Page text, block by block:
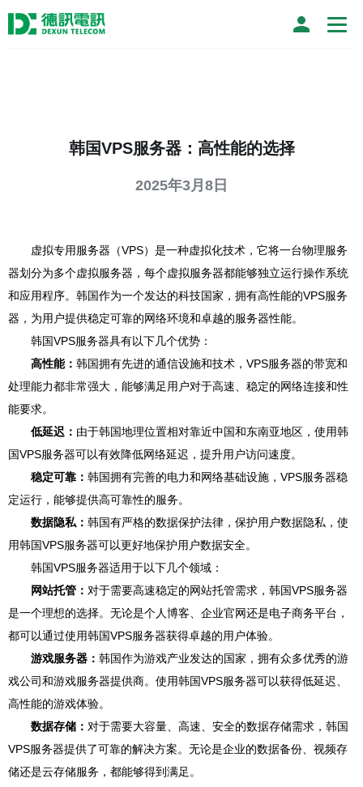
韩国VPS服务器：高性能的选择
2025年3月8日
虚拟专用服务器（VPS）是一种虚拟化技术，它将一台物理服务
器划分为多个虚拟服务器，每个虚拟服务器都能够独立运行操作系统
和应用程序。韩国作为一个发达的科技国家，拥有高性能的VPS服务
器，为用户提供稳定可靠的网络环境和卓越的服务器性能。
韩国VPS服务器具有以下几个优势：
高性能： 韩国拥有先进的通信设施和技术，VPS服务器的带宽和
处理能力都非常强大，能够满足用户对于高速、稳定的网络连接和性
能要求。
低延迟： 由于韩国地理位置相对靠近中国和东南亚地区，使用韩
国VPS服务器可以有效降低网络延迟，提升用户访问速度。
稳定可靠： 韩国拥有完善的电力和网络基础设施，VPS服务器稳
定运行，能够提供高可靠性的服务。
数据隐私： 韩国有严格的数据保护法律，保护用户数据隐私，使
用韩国VPS服务器可以更好地保护用户数据安全。
韩国VPS服务器适用于以下几个领域：
网站托管： 对于需要高速稳定的网站托管需求，韩国VPS服务器
是一个理想的选择。无论是个人博客、企业官网还是电子商务平台，
都可以通过使用韩国VPS服务器获得卓越的用户体验。
游戏服务器： 韩国作为游戏产业发达的国家，拥有众多优秀的游
戏公司和游戏服务器提供商。使用韩国VPS服务器可以获得低延迟、
高性能的游戏体验。
数据存储： 对于需要大容量、高速、安全的数据存储需求，韩国
VPS服务器提供了可靠的解决方案。无论是企业的数据备份、视频存
储还是云存储服务，都能够得到满足。